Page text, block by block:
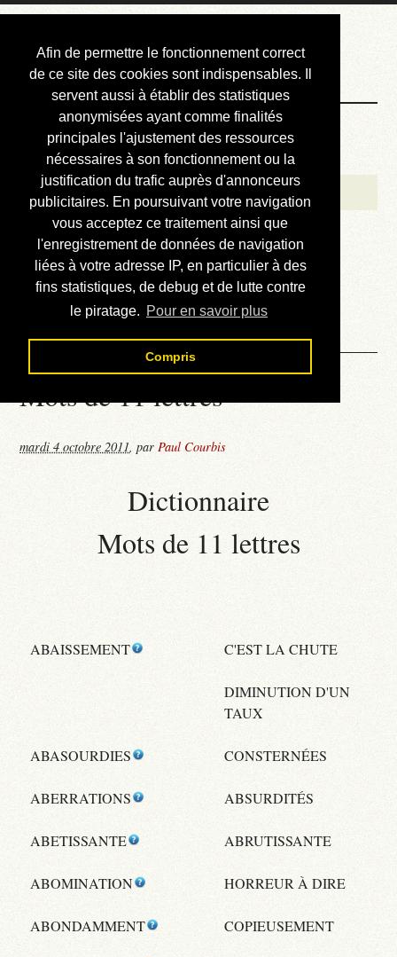
Afin de permettre le fonctionnement correct
de ce site des cookies sont indispensables. Il
servent aussi à établir des statistiques
anonymisées ayant comme finalités
principales l'ajustement des ressources
nécessaires à son fonctionnement ou la
justification du trafic auprès d'annonceurs
publicitaires. En poursuivant votre navigation
vous acceptez ce traitement ainsi que
l'enregistrement de données de navigation
liées à votre adresse IP, en particulier à des
fins statistiques, de debug et de lutte contre
le piratage. Pour en savoir plus
Compris
Courbis, « LE »
Blog Officiel
Bienvenue
Réalisations
Divers (et d’été)
Annonces
Liens externes
Téléchargement
Contact
Mots de 11 lettres
mardi 4 octobre 2011,parPaul Courbis
Dictionnaire
Mots de 11 lettres
ABAISSEMENT C'EST LA CHUTE
DIMINUTION D'UN
TAUX
ABASOURDIES CONSTERNÉES
ABERRATIONS ABSURDITÉS
ABETISSANTE ABRUTISSANTE
ABOMINATION HORREUR À DIRE
ABONDAMMENT COPIEUSEMENT